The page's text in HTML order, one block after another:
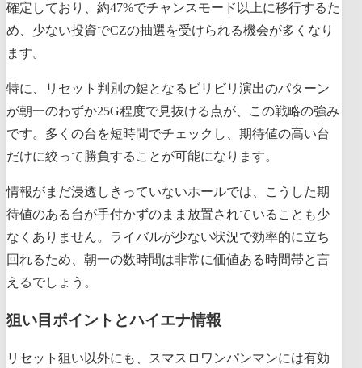
確定しており、約47%でチャンスモード以上に移行するた
め、少ない投資でCZの抽選を受けられる機会が多くなり
ます。
特に、リセット判別の鍵となるビリビリ演出のパターン
が朝一のわずか25G程度で見抜ける点が、この戦略の強み
です。多くの台を短時間でチェックし、期待値の高い台
だけに絞って勝負することが可能になります。
情報がまだ浸透しきっていないホールでは、こうした期
待値のある台が手付かずのまま放置されていることも少
なくありません。ライバルが少ない状況で効率的に立ち
回れるため、朝一の数時間は非常に価値ある時間帯と言
えるでしょう。
狙い目ポイントとハイエナ情報
リセット狙い以外にも、スマスロワンパンマンには有効